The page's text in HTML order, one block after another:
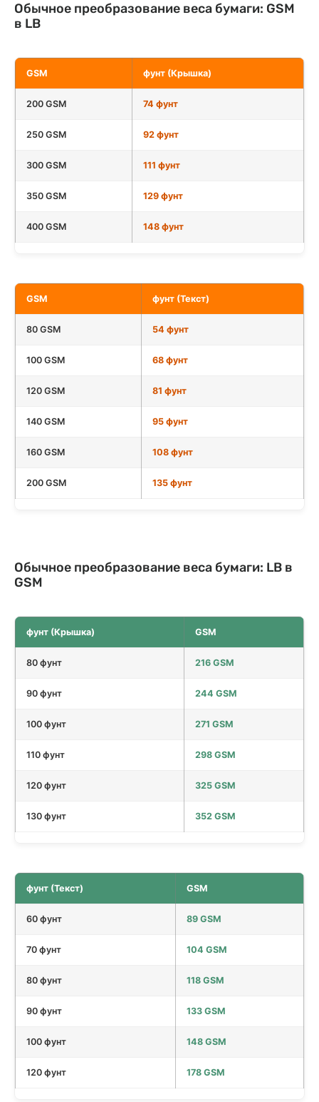
Обычное преобразование веса бумаги: GSM
в LB
GSM фунт (Крышка)
200 GSM 74 фунт
250 GSM 92 фунт
300 GSM 111 фунт
350 GSM 129 фунт
400 GSM 148 фунт
GSM фунт (Текст)
80 GSM 54 фунт
100 GSM 68 фунт
120 GSM 81 фунт
140 GSM 95 фунт
160 GSM 108 фунт
200 GSM 135 фунт
Обычное преобразование веса бумаги: LB в
GSM
фунт (Крышка) GSM
80 фунт 216 GSM
90 фунт 244 GSM
100 фунт 271 GSM
110 фунт 298 GSM
120 фунт 325 GSM
130 фунт 352 GSM
фунт (Текст) GSM
60 фунт 89 GSM
70 фунт 104 GSM
80 фунт 118 GSM
90 фунт 133 GSM
100 фунт 148 GSM
120 фунт 178 GSM